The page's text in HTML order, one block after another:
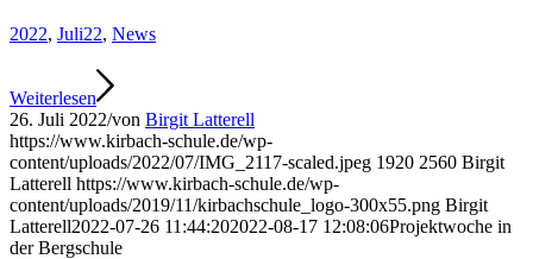
2022, Juli22, News
Weiterlesen
26. Juli 2022/von Birgit Latterell
https://www.kirbach-schule.de/wp-
content/uploads/2022/07/IMG_2117-scaled.jpeg 1920 2560 Birgit
Latterell https://www.kirbach-schule.de/wp-
content/uploads/2019/11/kirbachschule_logo-300x55.png Birgit
Latterell2022-07-26 11:44:202022-08-17 12:08:06Projektwoche in
der Bergschule